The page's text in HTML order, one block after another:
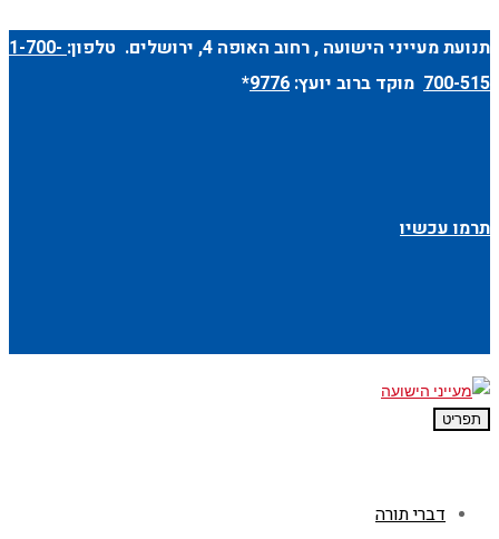
תנועת מעייני הישועה ,רחוב האופה 4 , ירושלים. טלפון: 1-700-
700-515 מוקד ברוב יועץ: 9776
*
תרמו עכשיו
תפריט
דברי תורה